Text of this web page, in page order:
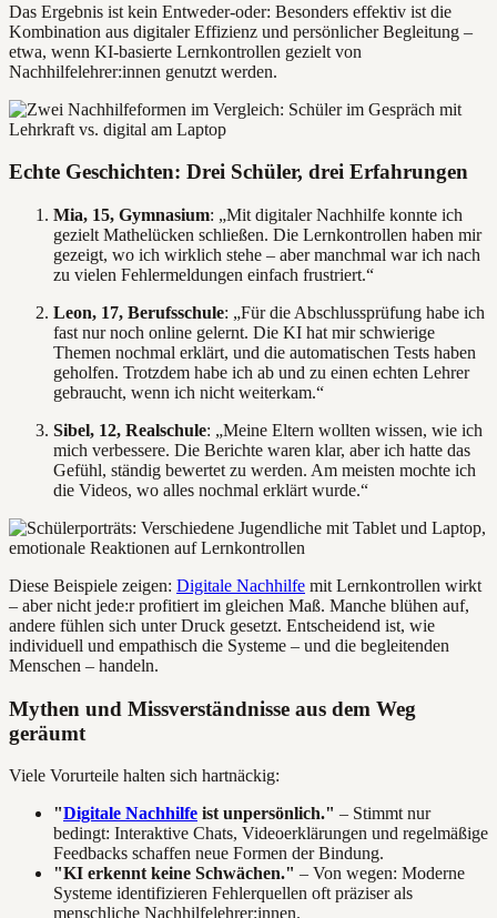
Das Ergebnis ist kein Entweder-oder: Besonders effektiv ist die
Kombination aus digitaler Effizienz und persönlicher Begleitung –
etwa, wenn KI-basierte Lernkontrollen gezielt von
Nachhilfelehrer:innen genutzt werden.
Echte Geschichten: Drei Schüler, drei Erfahrungen
Mia, 15, Gymnasium: „Mit digitaler Nachhilfe konnte ich
gezielt Mathelücken schließen. Die Lernkontrollen haben mir
gezeigt, wo ich wirklich stehe – aber manchmal war ich nach
zu vielen Fehlermeldungen einfach frustriert.“
Leon, 17, Berufsschule: „Für die Abschlussprüfung habe ich
fast nur noch online gelernt. Die KI hat mir schwierige
Themen nochmal erklärt, und die automatischen Tests haben
geholfen. Trotzdem habe ich ab und zu einen echten Lehrer
gebraucht, wenn ich nicht weiterkam.“
Sibel, 12, Realschule: „Meine Eltern wollten wissen, wie ich
mich verbessere. Die Berichte waren klar, aber ich hatte das
Gefühl, ständig bewertet zu werden. Am meisten mochte ich
die Videos, wo alles nochmal erklärt wurde.“
Diese Beispiele zeigen: Digitale Nachhilfe mit Lernkontrollen wirkt
– aber nicht jede:r profitiert im gleichen Maß. Manche blühen auf,
andere fühlen sich unter Druck gesetzt. Entscheidend ist, wie
individuell und empathisch die Systeme – und die begleitenden
Menschen – handeln.
Mythen und Missverständnisse aus dem Weg
geräumt
Viele Vorurteile halten sich hartnäckig:
"Digitale Nachhilfe ist unpersönlich." – Stimmt nur
bedingt: Interaktive Chats, Videoerklärungen und regelmäßige
Feedbacks schaffen neue Formen der Bindung.
"KI erkennt keine Schwächen." – Von wegen: Moderne
Systeme identifizieren Fehlerquellen oft präziser als
menschliche Nachhilfelehrer:innen.